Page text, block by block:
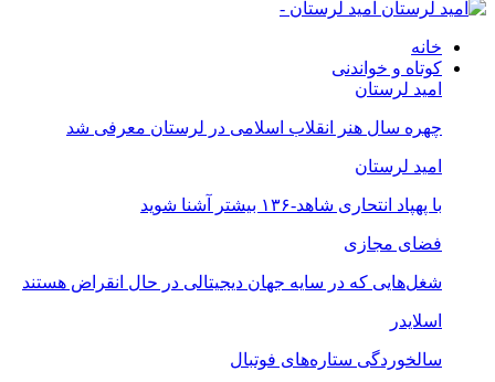
امید لرستان -
خانه
کوتاه و خواندنی
امید لرستان
چهره سال هنر انقلاب اسلامی در لرستان معرفی شد
امید لرستان
با پهپاد انتحاری شاهد-۱۳۶ بیشتر آشنا شوید
فضای مجازی
شغل‌‌هایی که در سایه جهان دیجیتالی در حال انقراض هستند
اسلایدر
سالخوردگی ستاره‌های فوتبال